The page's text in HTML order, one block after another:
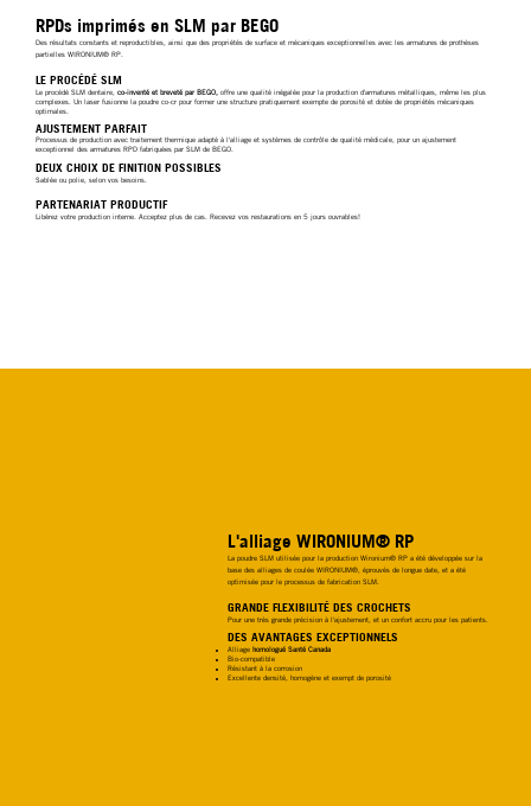
RPDs imprimés en SLM par BEGO
Des résultats constants et reproductibles, ainsi que des propriétés de surface et mécaniques exceptionnelles avec les armatures de prothèses
partielles WIRONIUM® RP.
LE PROCÉDÉ SLM
Le procédé SLM dentaire,co-inventé et breveté par BEGO,
offre une qualité inégalée pour la production d'armatures métalliques, même les plus
complexes. Un laser fusionne la poudre co-cr pour former une structure pratiquement exempte de porosité et dotée de propriétés mécaniques
optimales.
AJUSTEMENT PARFAIT
Processus de production avec traitement thermique adapté à l'alliage et systèmes de contrôle de qualité médicale, pour un ajustement
exceptionnel des armatures RPD fabriquées par SLM de BEGO.
DEUX CHOIX DE FINITION POSSIBLES
Sablée ou polie, selon vos besoins.
PARTENARIAT PRODUCTIF
Libérez votre production interne. Acceptez plus de cas. Recevez vos restaurations en 5 jours ouvrables!
L'alliage WIRONIUM® RP
La poudre SLM utilisée pour la production Wironium® RP a été développée sur la
base des alliages de coulée WIRONIUM®, éprouvés de longue date, et a été
optimisée pour le processus de fabrication SLM.
GRANDE FLEXIBILITÉ DES CROCHETS
Pour une très grande précision à l'ajustement, et un confort accru pour les patients.
DES AVANTAGES EXCEPTIONNELS
Alliagehomologué Santé Canada
Bio-compatible
Résistant à la corrosion
Excellente densité, homogène et exempt de porosité